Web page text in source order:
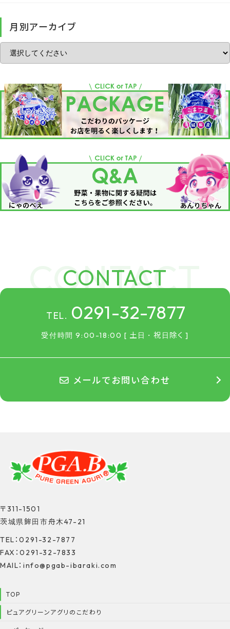
月別アーカイブ
CONTACT
TEL. 0291-32-7877
受付時間 9:00-18:00 [ 土日・祝日除く ]
メールでお問い合わせ
〒311-1501
茨城県鉾田市舟木47-21
TEL：0291-32-7877
FAX：0291-32-7833
MAIL：info@pgab-ibaraki.com
TOP
ピュアグリーンアグリのこだわり